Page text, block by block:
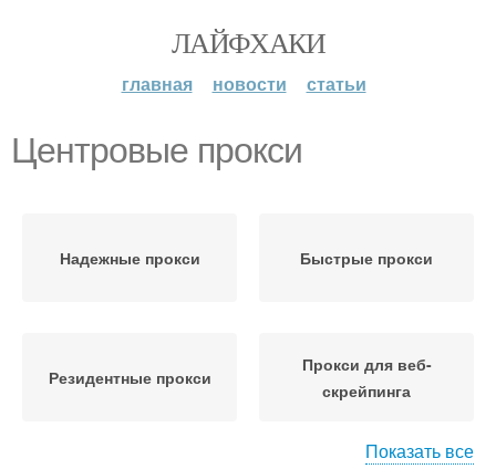
ЛАЙФХАКИ
главная новости статьи
Центровые прокси
Надежные прокси Быстрые прокси
Резидентные прокси
Прокси для веб-
скрейпинга
Показать все